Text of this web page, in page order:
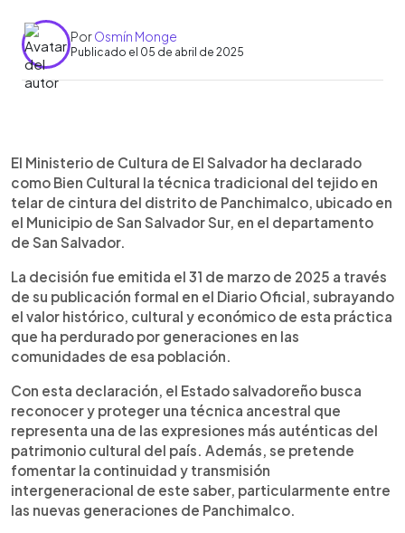
PorOsmín Monge
Publicado el 05 de abril de 2025
Escuchar artículo
El Ministerio de Cultura de El Salvador ha declarado
como Bien Cultural la técnica tradicional del tejido en
telar de cintura del distrito de Panchimalco, ubicado en
el Municipio de San Salvador Sur, en el departamento
de San Salvador.
La decisión fue emitida el 31 de marzo de 2025 a través
de su publicación formal en el Diario Oficial, subrayando
el valor histórico, cultural y económico de esta práctica
que ha perdurado por generaciones en las
comunidades de esa población.
Con esta declaración, el Estado salvadoreño busca
reconocer y proteger una técnica ancestral que
representa una de las expresiones más auténticas del
patrimonio cultural del país. Además, se pretende
fomentar la continuidad y transmisión
intergeneracional de este saber, particularmente entre
las nuevas generaciones de Panchimalco.